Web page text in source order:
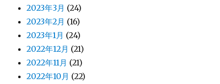
2023年3月 (24)
2023年2月 (16)
2023年1月 (24)
2022年12月 (21)
2022年11月 (21)
2022年10月 (22)